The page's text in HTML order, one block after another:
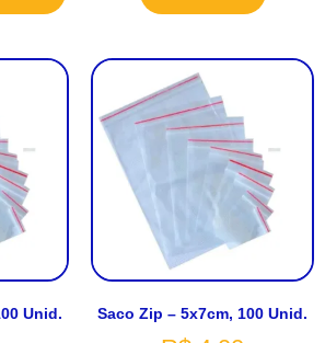
Unid. Saco Zip – 5x7cm, 100 Unid.